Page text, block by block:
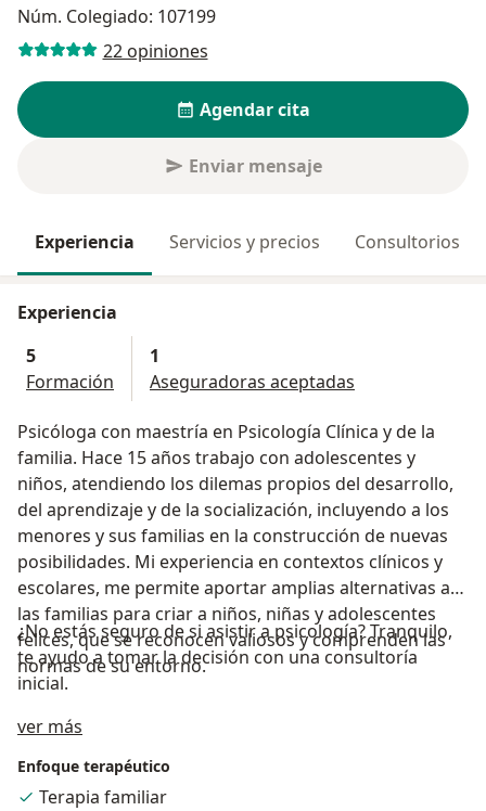
Núm. Colegiado: 107199
22 opiniones
Agendar cita
Enviar mensaje
Experiencia Servicios y precios Consultorios
Experiencia
5
Formación
1
Aseguradoras aceptadas
Psicóloga con maestría en Psicología Clínica y de la
familia. Hace 15 años trabajo con adolescentes y
niños, atendiendo los dilemas propios del desarrollo,
del aprendizaje y de la socialización, incluyendo a los
menores y sus familias en la construcción de nuevas
posibilidades. Mi experiencia en contextos clínicos y
escolares, me permite aportar amplias alternativas a
las familias para criar a niños, niñas y adolescentes
felices, que se reconocen valiosos y comprenden las
normas de su entorno.
¿No estás seguro de si asistir a psicología? Tranquilo,
te ayudo a tomar la decisión con una consultoría
inicial.
ver más
Enfoque terapéutico
Terapia familiar